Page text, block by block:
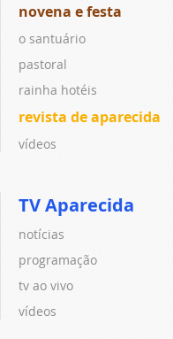
novena e festa
o santuário
pastoral
rainha hotéis
revista de aparecida
vídeos
TV Aparecida
notícias
programação
tv ao vivo
vídeos